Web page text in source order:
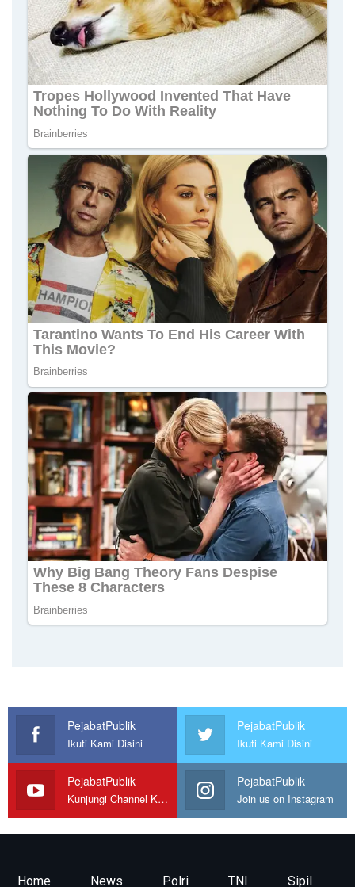
PejabatPublik
Ikuti Kami Disini
PejabatPublik
Ikuti Kami Disini
PejabatPublik
Kunjungi Channel Kami
PejabatPublik
Join us on Instagram
Home News Polri TNI Sipil